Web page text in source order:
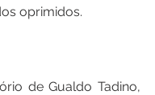
oprimidos.
de Gualdo Tadino,